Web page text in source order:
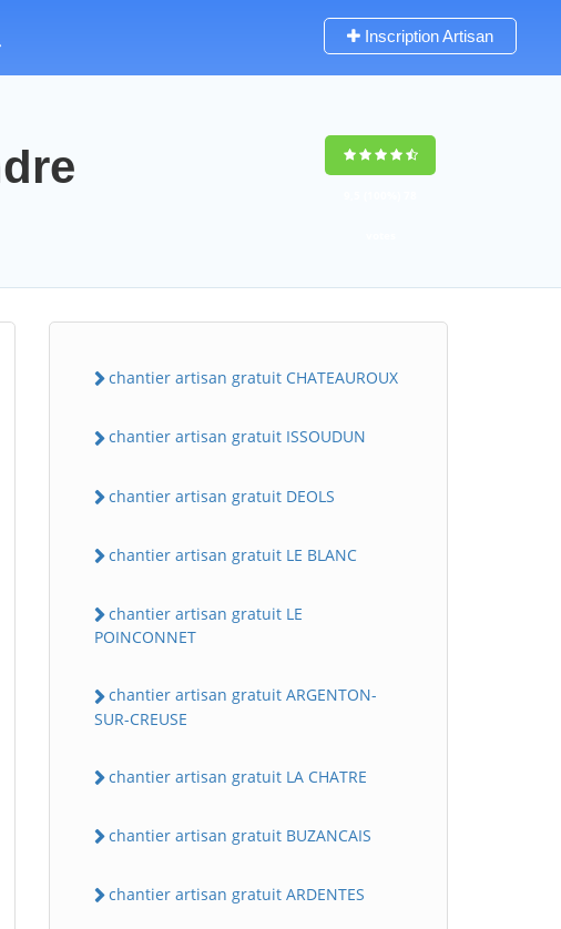
Inscription Artisan
chantier artisan gratuit CHATEAUROUX
chantier artisan gratuit ISSOUDUN
chantier artisan gratuit DEOLS
chantier artisan gratuit LE BLANC
chantier artisan gratuit LE
POINCONNET
chantier artisan gratuit ARGENTON-
SUR-CREUSE
chantier artisan gratuit LA CHATRE
chantier artisan gratuit BUZANCAIS
chantier artisan gratuit ARDENTES